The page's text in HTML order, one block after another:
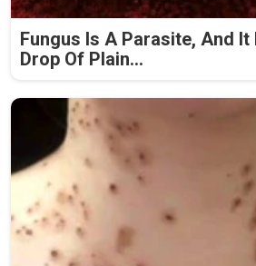
Fungus Is A Parasite, And It
Drop Of Plain...